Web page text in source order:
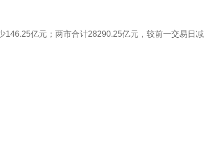
亿元；两市合计28290.25亿元，较前一交易日减